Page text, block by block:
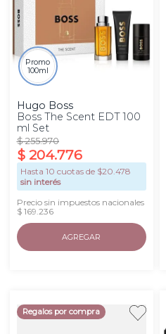
Promo
100ml
Hugo Boss
Boss The Scent EDT 100
ml Set
$ 255.970
$ 204.776
Hasta 10 cuotas de $20.478
sin interés
Precio sin impuestos nacionales
$ 169.236
AGREGAR
Regalos por compra